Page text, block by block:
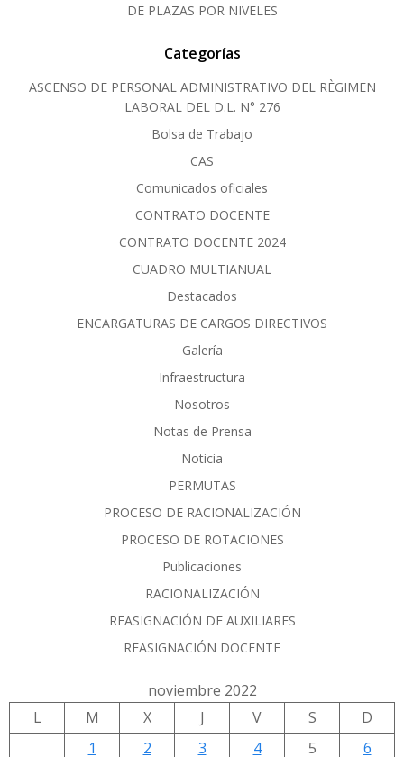
DE PLAZAS POR NIVELES
Categorías
ASCENSO DE PERSONAL ADMINISTRATIVO DEL RÈGIMEN
LABORAL DEL D.L. N° 276
Bolsa de Trabajo
CAS
Comunicados oficiales
CONTRATO DOCENTE
CONTRATO DOCENTE 2024
CUADRO MULTIANUAL
Destacados
ENCARGATURAS DE CARGOS DIRECTIVOS
Galería
Infraestructura
Nosotros
Notas de Prensa
Noticia
PERMUTAS
PROCESO DE RACIONALIZACIÓN
PROCESO DE ROTACIONES
Publicaciones
RACIONALIZACIÓN
REASIGNACIÓN DE AUXILIARES
REASIGNACIÓN DOCENTE
noviembre 2022
L
M X J V S
D
1
2 3 4 5 6